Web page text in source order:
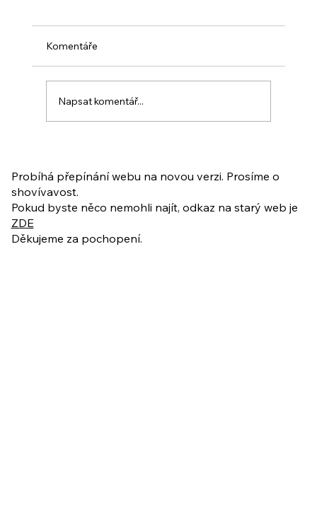
ukázkové lekce
Komentáře
Napsat komentář...
Probíhá přepínání webu na novou verzi. Prosíme o
shovívavost.
Pokud byste něco nemohli najít, odkaz na starý web je
ZDE
Děkujeme za pochopení.